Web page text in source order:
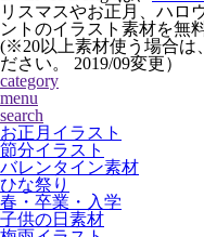
リスマスやお正月、ハロ
ントのイラスト素材を無
(※20以上素材使う場合は、
ださい。 2019/09変更）
category
menu
search
お正月イラスト
節分イラスト
バレンタイン素材
ひな祭り
春・卒業・入学
子供の日素材